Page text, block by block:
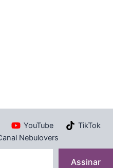
YouTube
TikTok
Nebulovers
Assinar